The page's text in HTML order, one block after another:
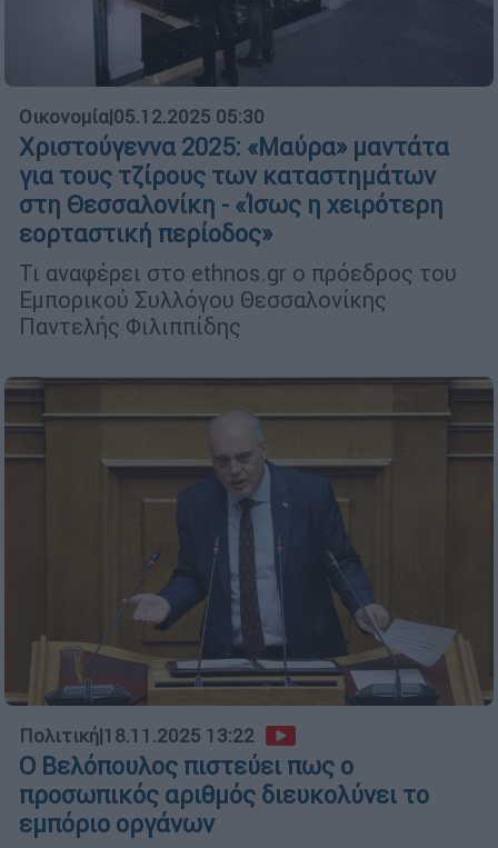
Οικονομία|05.12.2025 05:30
Χριστούγεννα 2025: «Μαύρα» μαντάτα
για τους τζίρους των καταστημάτων
στη Θεσσαλονίκη - «Ίσως η χειρότερη
εορταστική περίοδος»
Τι αναφέρει στο ethnos.gr ο πρόεδρος του
Εμπορικού Συλλόγου Θεσσαλονίκης
Παντελής Φιλιππίδης
Πολιτική|18.11.2025 13:22
Ο Βελόπουλος πιστεύει πως ο
προσωπικός αριθμός διευκολύνει το
εμπόριο οργάνων